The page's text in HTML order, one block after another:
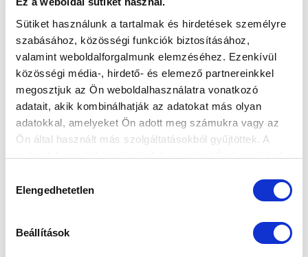
Sütiket használunk a tartalmak és hirdetések személyre
szabásához, közösségi funkciók biztosításához,
valamint weboldalforgalmunk elemzéséhez. Ezenkívül
közösségi média-, hirdető- és elemező partnereinkkel
megosztjuk az Ön weboldalhasználatra vonatkozó
adatait, akik kombinálhatják az adatokat más olyan
adatokkal, amelyeket Ön adott meg számukra vagy az
Ön által használt más szolgáltatásokból gyűjtöttek. A
weboldalon való böngészés folytatásával Ön hozzájárul a
kiválasztása
Elengedhetetlen
Beállítások